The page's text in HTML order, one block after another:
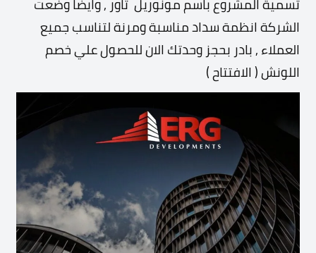
الشركة انظمة سداد مناسبة ومرنة لتناسب جميع
العملاء , بادر بحجز وحدتك الان للحصول علي خصم
اللونش ( الافتتاح )